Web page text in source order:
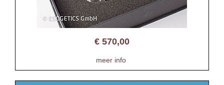
€ 570,00
meer info